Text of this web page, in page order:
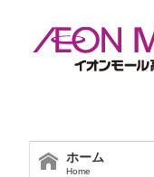
ホーム
Home